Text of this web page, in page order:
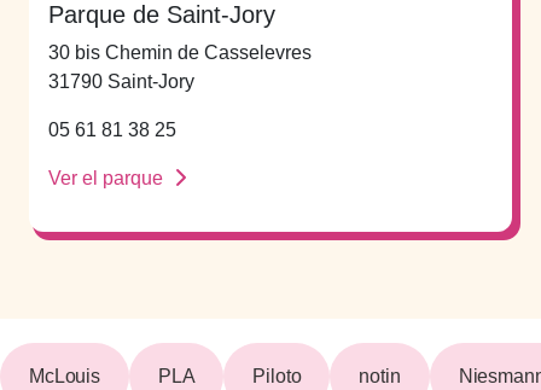
Parque de Saint-Jory
30 bis Chemin de Casselevres
31790 Saint-Jory
05 61 81 38 25
Ver el parque
McLouis PLA Piloto notin